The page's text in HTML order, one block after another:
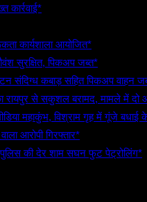
कार्रवाई*
कार्यशाला आयोजित*
सुरक्षित, पिकअप जब्त*
संदिग्ध कबाड़ सहित पिकअप वाहन
से सकुशल बरामद, मामले में दो
महाकुंभ, विश्राम गृह में गूंजे बधाई
आरोपी गिरफ्तार*
पुलिस की देर शाम सघन फुट पेट्रोलिंग*